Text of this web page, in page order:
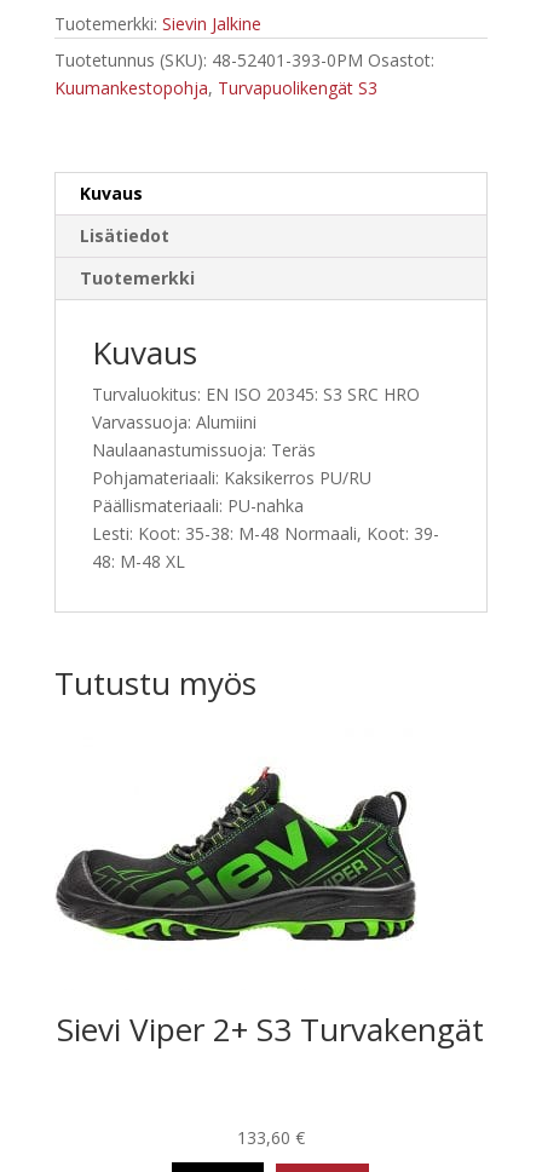
S3HRO
Turvakenkä
(koot
leveällä
lestillä)
määrä
Tuotemerkki: Sievin Jalkine
Tuotetunnus (SKU): 48-52401-393-0PM Osastot:
Kuumankestopohja, Turvapuolikengät S3
Kuvaus
Lisätiedot
Tuotemerkki
Kuvaus
Turvaluokitus: EN ISO 20345: S3 SRC HRO
Varvassuoja: Alumiini
Naulaanastumissuoja: Teräs
Pohjamateriaali: Kaksikerros PU/RU
Päällismateriaali: PU-nahka
Lesti: Koot: 35-38: M-48 Normaali, Koot: 39-
48: M-48 XL
Tutustu myös
Sievi Viper 2+ S3 Turvakengät
133,60 €